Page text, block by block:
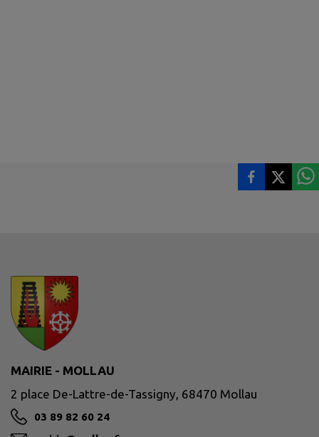
MAIRIE - MOLLAU
2 place De-Lattre-de-Tassigny, 68470 Mollau
03 89 82 60 24